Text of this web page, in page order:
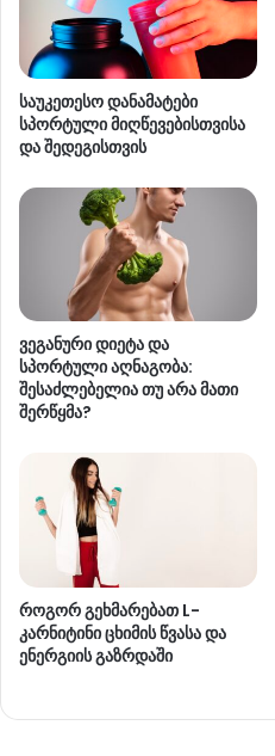
საუკეთესო დანამატები
სპორტული მიღწევებისთვისა
და შედეგისთვის
ვეგანური დიეტა და
სპორტული აღნაგობა:
შესაძლებელია თუ არა მათი
შერწყმა?
როგორ გეხმარებათ L-
კარნიტინი ცხიმის წვასა და
ენერგიის გაზრდაში